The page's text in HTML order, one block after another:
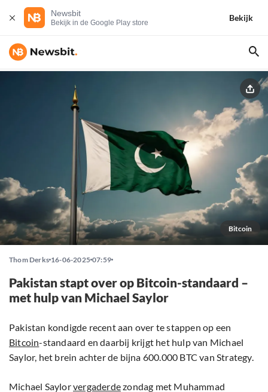
Newsbit
Bekijk in de Google Play store
Bekijk
Bitcoin
Thom Derks 16-06-2025 07:59
Pakistan stapt over op Bitcoin-standaard –
met hulp van Michael Saylor
Pakistan kondigde recent aan over te stappen op een
Bitcoin-standaard en daarbij krijgt het hulp van Michael
Saylor, het brein achter de bijna 600.000 BTC van Strategy.
Michael Saylorvergaderdezondag met Muhammad